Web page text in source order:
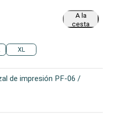
XL
A la
cesta
de impresión PF-06 /